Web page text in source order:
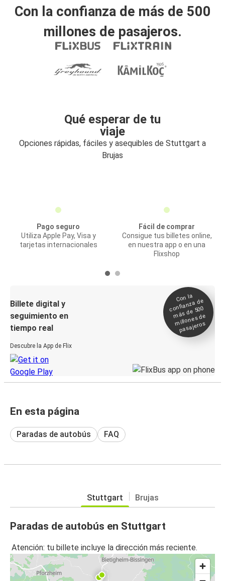
Con la confianza de más de 500
millones de pasajeros.
Qué esperar de tu
viaje
Opciones rápidas, fáciles y asequibles de Stuttgart a
Brujas
Pago seguro
Utiliza Apple Pay, Visa y
tarjetas internacionales
Fácil de comprar
Consigue tus billetes online,
en nuestra app o en una
Flixshop
Billete digital y
seguimiento en
tiempo real
Descubre la App de Flix
Con la
confianza de
más de 500
millones de
pasajeros
En esta página
Paradas de autobús FAQ
Stuttgart Brujas
Paradas de autobús en Stuttgart
Atención: tu billete incluye la dirección más reciente.